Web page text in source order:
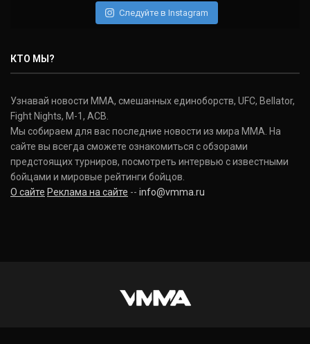
Следуйте в Instagram
КТО МЫ?
Узнавай новости ММА, смешанных единоборств, UFC, Bellator,
Fight Nights, M-1, ACB.
Мы собираем для вас последние новости из мира ММА. На
сайте вы всегда сможете ознакомиться с обзорами
предстоящих турниров, посмотреть интервью с известными
бойцами и мировые рейтинги бойцов.
О сайте Реклама на сайте -- info@vmma.ru